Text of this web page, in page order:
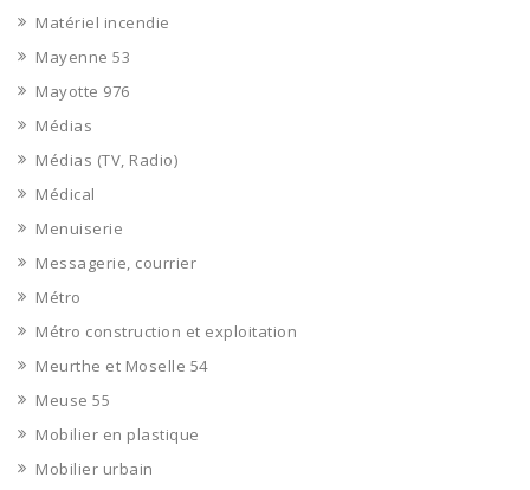
Matériel incendie
Mayenne 53
Mayotte 976
Médias
Médias (TV, Radio)
Médical
Menuiserie
Messagerie, courrier
Métro
Métro construction et exploitation
Meurthe et Moselle 54
Meuse 55
Mobilier en plastique
Mobilier urbain